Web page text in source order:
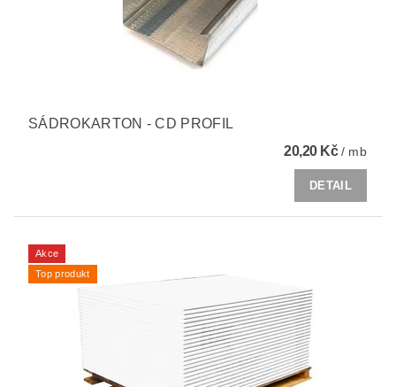
SÁDROKARTON - CD PROFIL
20,20 Kč/ mb
DETAIL
Akce
Top produkt